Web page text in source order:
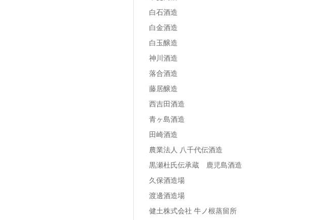
白石酒造
白金酒造
白玉醸造
神川酒造
落合酒造
藤居醸造
西吉田酒造
青ヶ島酒造
田崎酒造
農業法人 八千代伝酒造
黒瀬杜氏伝承蔵 鹿児島酒造
久保酒造場
渡邊酒造場
健土株式会社 牛ノ根蒸留所